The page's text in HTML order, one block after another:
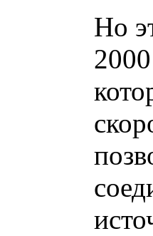
Но